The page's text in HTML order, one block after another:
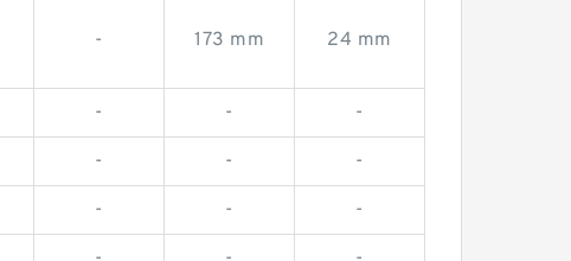
- 173 mm 24 mm
- - -
- - -
- - -